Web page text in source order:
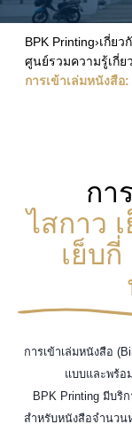
BPK Printing›เกี่ยว
ศูนย์รวมความรู้เกี่
การเข้าเล่มหนังสือ
กา
ไสกาว
เย็บ
การเข้าเล่มหนังสือ
แบบและพร้อ
BPK Printing มีบริ
สำหรับหนังสือจำนวน